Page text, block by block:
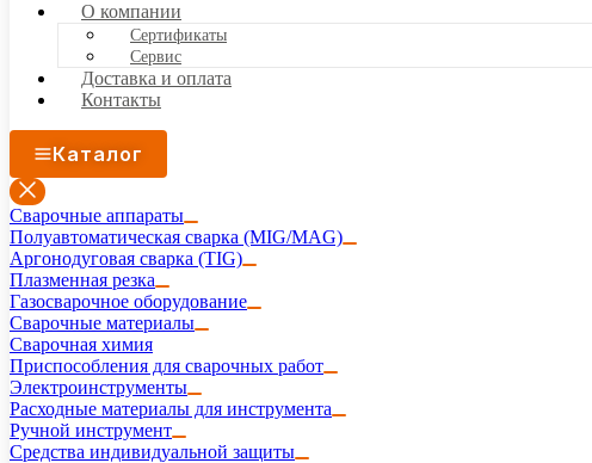
О компании
Сертификаты
Сервис
Доставка и оплата
Контакты
Каталог
Сварочные аппараты
Полуавтоматическая сварка (MIG/MAG)
Аргонодуговая сварка (TIG)
Плазменная резка
Газосварочное оборудование
Сварочные материалы
Сварочная химия
Приспособления для сварочных работ
Электроинструменты
Расходные материалы для инструмента
Ручной инструмент
Средства индивидуальной защиты